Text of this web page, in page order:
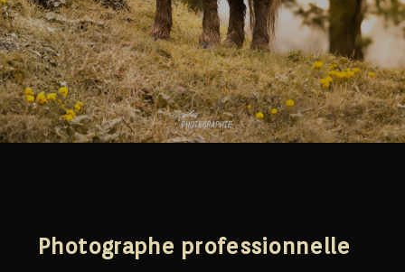
Photographe professionnelle